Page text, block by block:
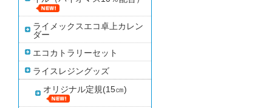
ライメックスエコ卓上カレン
ダー
エコカトラリーセット
ライスレジングッズ
オリジナル定規(15㎝)